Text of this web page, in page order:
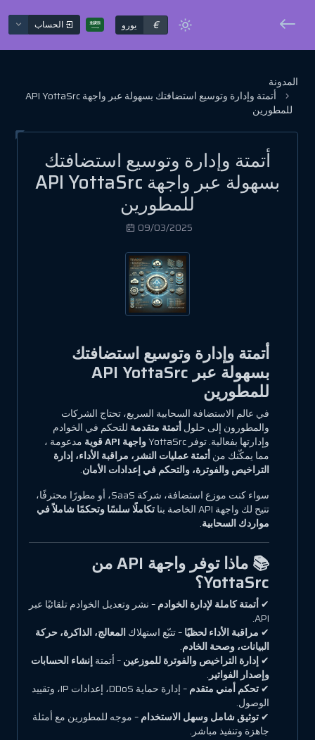
€ يورو الحساب
المدونة
أتمتة وإدارة وتوسيع استضافتك بسهولة عبر واجهة API YottaSrc
للمطورين
أتمتة وإدارة وتوسيع استضافتك
بسهولة عبر واجهة API YottaSrc
للمطورين
09/03/2025
أتمتة وإدارة وتوسيع استضافتك
بسهولة عبر API YottaSrc
للمطورين
في عالم الاستضافة السحابية السريع، تحتاج الشركات
والمطورون إلى حلولأتمتة متقدمة للتحكم في الخوادم
وإدارتها بفعالية. توفر YottaSrc
واجهة API قوية مدعومة ،
مما يمكّنك منأتمتة عمليات النشر، مراقبة الأداء، إدارة
التراخيص والفوترة، والتحكم في إعدادات الأمان.
سواء كنت موزع استضافة، شركة SaaS، أو مطورًا محترفًا،
تتيح لك واجهة API الخاصة بنا
تكاملًا سلسًا وتحكمًا شاملاً في
مواردك السحابية.
📚 ماذا توفر واجهة API من
YottaSrc؟
✔أتمتة كاملة لإدارة الخوادم– نشر وتعديل الخوادم تلقائيًا عبر
API.
✔ مراقبة الأداء لحظيًا– تتبّع استهلاكالمعالج، الذاكرة، حركة
البيانات، وصحة الخادم.
✔إدارة التراخيص والفوترة للموزعين– أتمتةإنشاء الحسابات
وإصدار الفواتير.
✔تحكم أمني متقدم
– إدارة حماية DDoS، إعدادات IP، وتقييد
الوصول.
✔توثيق شامل وسهل الاستخدام– موجه للمطورين مع أمثلة
جاهزة وتنفيذ مباشر.